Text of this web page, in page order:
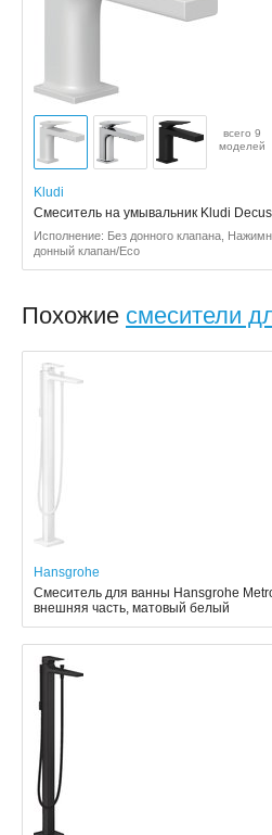
всего 9
моделей
Kludi
Смеситель на умывальник Kludi
Исполнение: Без донного клапана,
донный клапан/Eco
Похожие смесители
Hansgrohe
Смеситель для ванны Hansgrohe
внешняя часть, матовый белый